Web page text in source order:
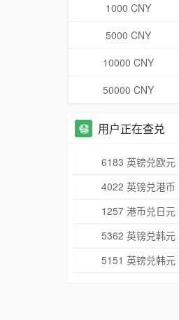
1000 CNY
5000 CNY
10000 CNY
50000 CNY
用户正在查兑
6183 英镑兑欧元
4022 英镑兑港币
1257 港币兑日元
5362 英镑兑韩元
5151 英镑兑韩元